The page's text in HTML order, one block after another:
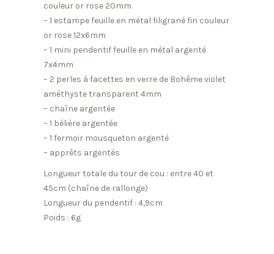
couleur or rose 20mm
– 1 estampe feuille en métal filigrané fin couleur
or rose 12x6mm
– 1 mini pendentif feuille en métal argenté
7x4mm
– 2 perles à facettes en verre de Bohême violet
améthyste transparent 4mm
– chaîne argentée
– 1 bélière argentée
– 1 fermoir mousqueton argenté
– apprêts argentés
Longueur totale du tour de cou : entre 40 et
45cm (chaîne de rallonge)
Longueur du pendentif : 4,9cm
Poids : 6g